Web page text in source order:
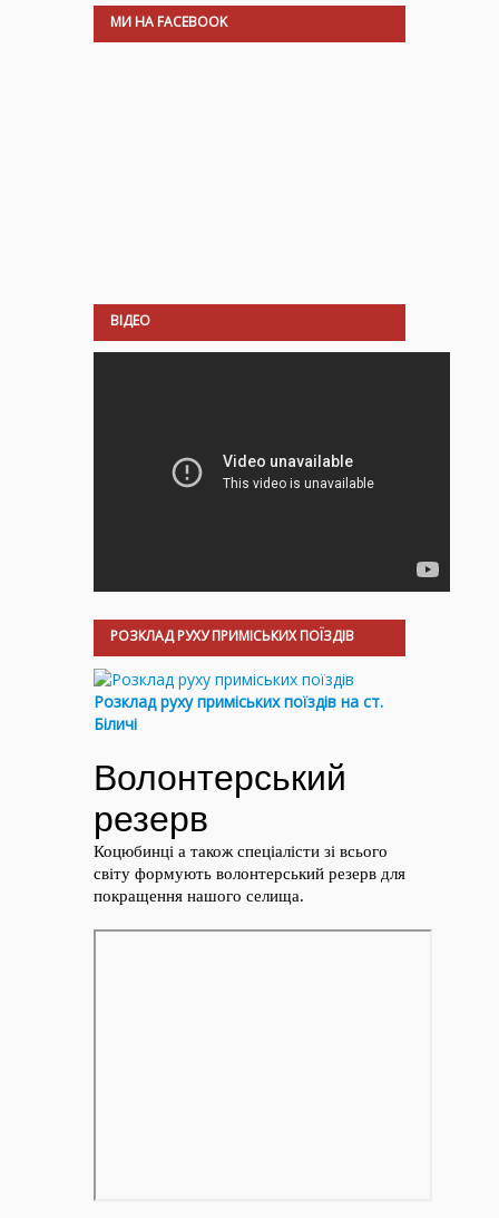
МИ НА FACEBOOK
ВІДЕО
РОЗКЛАД РУХУ ПРИМІСЬКИХ ПОЇЗДІВ
Розклад руху приміських поїздів на ст.
Біличі